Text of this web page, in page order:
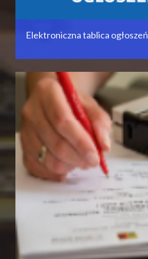
Elektroniczna tablica ogłoszeń